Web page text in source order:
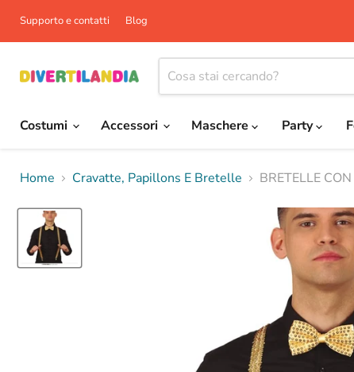
Supporto e contatti Blog
Costumi Accessori Maschere Party
Home Cravatte, Papillons E Bretelle BRETELLE